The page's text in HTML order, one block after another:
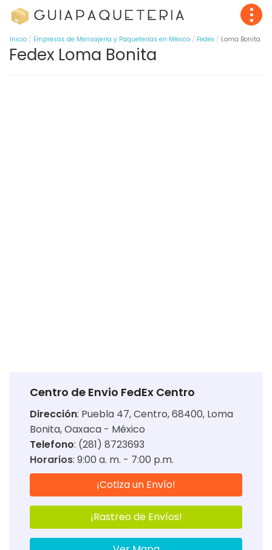
Inicio Empresas de Mensajería y Paqueterías en México Fedex Loma Bonita
Fedex Loma Bonita
Centro de Envio FedEx Centro
Dirección: Puebla 47, Centro, 68400, Loma
Bonita, Oaxaca - México
Telefono: (281) 8723693
Horarios: 9:00 a. m. - 7:00 p.m.
¡Cotiza un Envío!
¡Rastreo de Envíos!